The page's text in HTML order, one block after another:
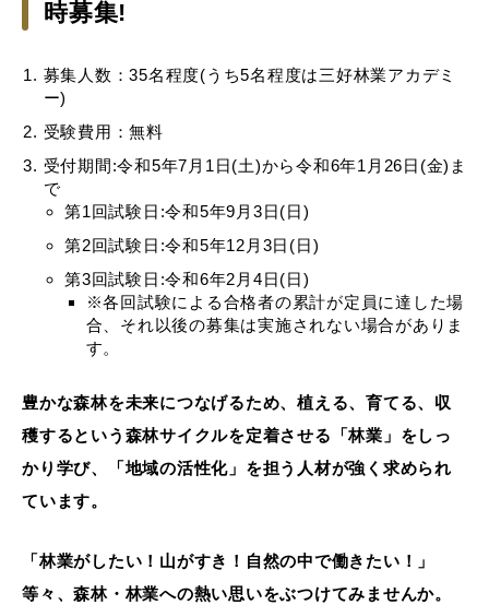
時募集!
募集人数：35名程度(うち5名程度は三好林業アカデミ
ー)
受験費用：無料
受付期間:令和5年7月1日(土)から令和6年1月26日(金)ま
で
第1回試験日:令和5年9月3日(日)
第2回試験日:令和5年12月3日(日)
第3回試験日:令和6年2月4日(日)
※各回試験による合格者の累計が定員に達した場
合、それ以後の募集は実施されない場合がありま
す。
豊かな森林を未来につなげるため、植える、育てる、収
穫するという森林サイクルを定着させる「林業」をしっ
かり学び、「地域の活性化」を担う人材が強く求められ
ています。
「林業がしたい！山がすき！自然の中で働きたい！」
等々、森林・林業への熱い思いをぶつけてみませんか。